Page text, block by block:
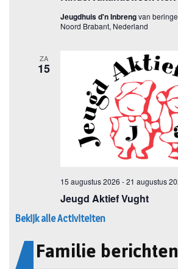
Bekijk alle Activiteiten
Familie berichten